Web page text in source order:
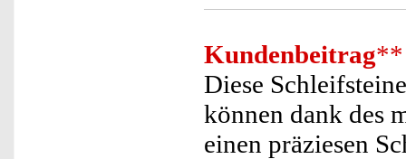
Kundenbeitrag**
Diese
können dank des
einen präziesen